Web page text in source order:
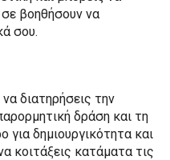
βοηθήσουν να
σου.
διατηρήσεις την
δράση και τη
δημιουργικότητα και
κοιτάξεις κατάματα τις